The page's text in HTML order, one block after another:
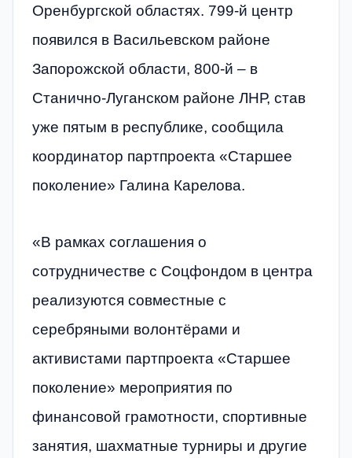
Оренбургской областях. 799-й центр
появился в Васильевском районе
Запорожской области, 800-й – в
Станично-Луганском районе ЛНР, став
уже пятым в республике, сообщила
координатор партпроекта «Старшее
поколение» Галина Карелова.
«В рамках соглашения о
сотрудничестве с Соцфондом в центра
реализуются совместные с
серебряными волонтёрами и
активистами партпроекта «Старшее
поколение» мероприятия по
финансовой грамотности, спортивные
занятия, шахматные турниры и другие